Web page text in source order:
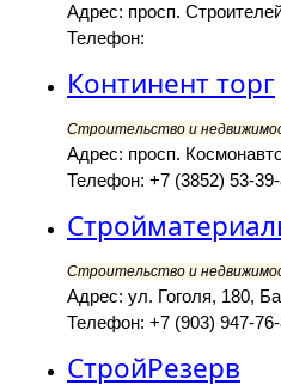
Адрес: просп.
Телефон:
Континент торг
Строительство и
Адрес: просп.
Телефон: +7 (3852) 53-
Строительство и
Адрес: ул. Гоголя, 180,
Телефон: +7 (903) 947-
СтройРезерв